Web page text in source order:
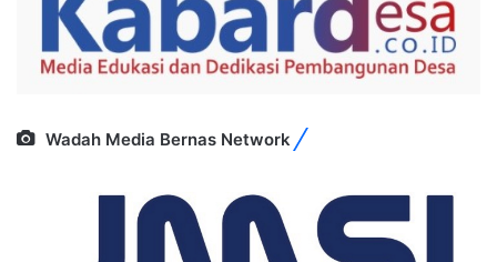
Wadah Media Bernas Network